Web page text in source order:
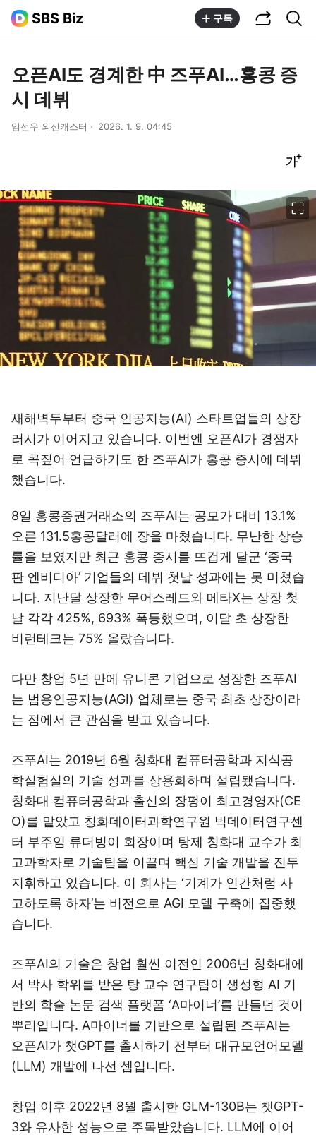
SBS Biz 구독
오픈AI도 경계한 中 즈푸AI…홍콩 증
시 데뷔
임선우 외신캐스터 2026. 1. 9. 04:45
새해벽두부터 중국 인공지능(AI) 스타트업들의 상장
러시가 이어지고 있습니다. 이번엔 오픈AI가 경쟁자
로 콕짚어 언급하기도 한 즈푸AI가 홍콩 증시에 데뷔
했습니다.
8일 홍콩증권거래소의 즈푸AI는 공모가 대비 13.1%
오른 131.5홍콩달러에 장을 마쳤습니다. 무난한 상승
률을 보였지만 최근 홍콩 증시를 뜨겁게 달군 ‘중국
판 엔비디아’ 기업들의 데뷔 첫날 성과에는 못 미쳤습
니다. 지난달 상장한 무어스레드와 메타X는 상장 첫
날 각각 425%, 693% 폭등했으며, 이달 초 상장한
비런테크는 75% 올랐습니다.
다만 창업 5년 만에 유니콘 기업으로 성장한 즈푸AI
는 범용인공지능(AGI) 업체로는 중국 최초 상장이라
는 점에서 큰 관심을 받고 있습니다.
즈푸AI는 2019년 6월 칭화대 컴퓨터공학과 지식공
학실험실의 기술 성과를 상용화하며 설립됐습니다.
칭화대 컴퓨터공학과 출신의 장펑이 최고경영자(CE
O)를 맡았고 칭화데이터과학연구원 빅데이터연구센
터 부주임 류더빙이 회장이며 탕제 칭화대 교수가 최
고과학자로 기술팀을 이끌며 핵심 기술 개발을 진두
지휘하고 있습니다. 이 회사는 ‘기계가 인간처럼 사
고하도록 하자’는 비전으로 AGI 모델 구축에 집중했
습니다.
즈푸AI의 기술은 창업 훨씬 이전인 2006년 칭화대에
서 박사 학위를 받은 탕 교수 연구팀이 생성형 AI 기
반의 학술 논문 검색 플랫폼 ‘A마이너’를 만들던 것이
뿌리입니다. A마이너를 기반으로 설립된 즈푸AI는
오픈AI가 챗GPT를 출시하기 전부터 대규모언어모델
(LLM) 개발에 나선 셈입니다.
창업 이후 2022년 8월 출시한 GLM-130B는 챗GPT-
3와 유사한 성능으로 주목받았습니다. LLM에 이어